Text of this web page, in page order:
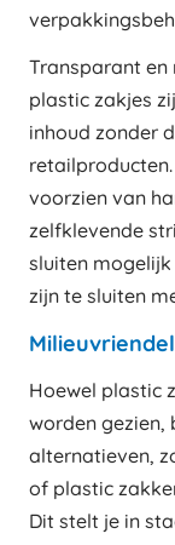
Transparant en
plastic zakjes
inhoud zonder
voorzien van
zelfklevende
sluiten
zijn te sluiten
Hoewel plastic
worden gezien,
alternatieven,
of plastic
Dit stelt je in